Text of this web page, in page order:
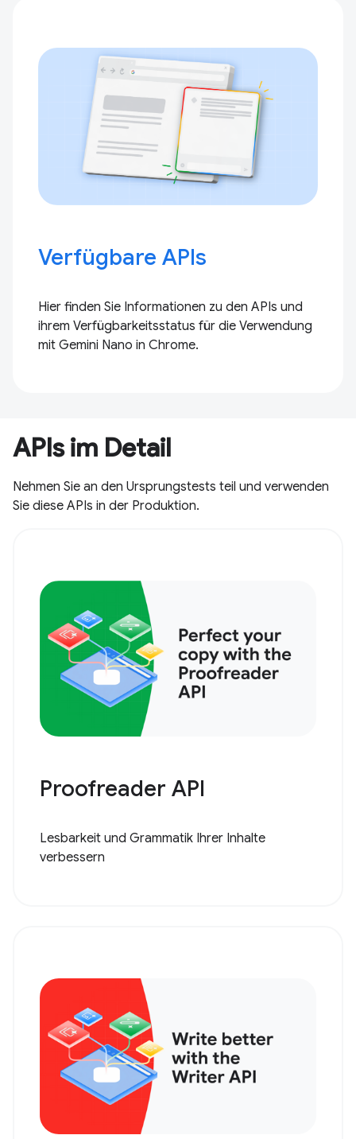
Verfügbare APIs
Hier finden Sie Informationen zu den APIs und
ihrem Verfügbarkeitsstatus für die Verwendung
mit Gemini Nano in Chrome.
APIs im Detail
Nehmen Sie an den Ursprungstests teil und verwenden
Sie diese APIs in der Produktion.
Proofreader API
Lesbarkeit und Grammatik Ihrer Inhalte
verbessern